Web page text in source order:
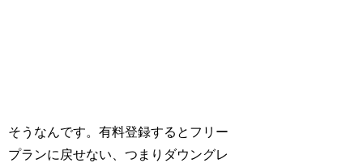
そうなんです。有料登録するとフリー
プランに戻せない、つまりダウングレ